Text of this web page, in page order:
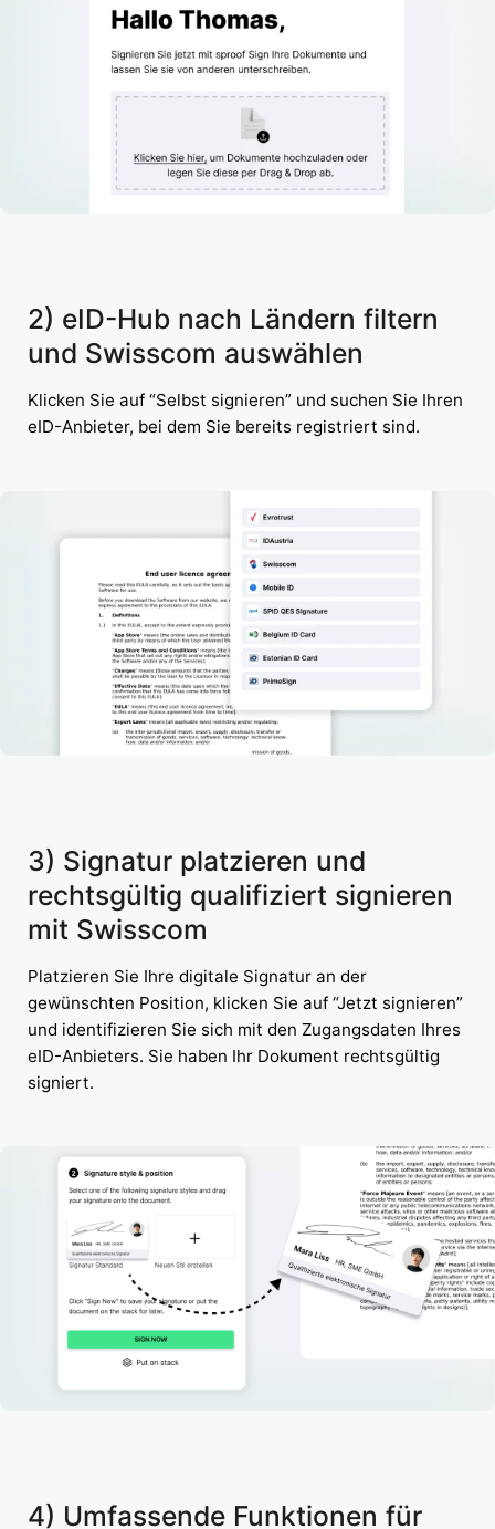
2) eID-Hub nach Ländern filtern
und Swisscom auswählen
Klicken Sie auf “Selbst signieren” und suchen Sie Ihren
eID-Anbieter, bei dem Sie bereits registriert sind.
3) Signatur platzieren und
rechtsgültig qualifiziert signieren
mit Swisscom
Platzieren Sie Ihre digitale Signatur an der
gewünschten Position, klicken Sie auf “Jetzt signieren”
und identifizieren Sie sich mit den Zugangsdaten Ihres
eID-Anbieters. Sie haben Ihr Dokument rechtsgültig
signiert.
4) Umfassende Funktionen für